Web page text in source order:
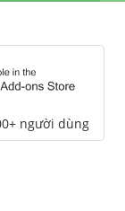
người dùng